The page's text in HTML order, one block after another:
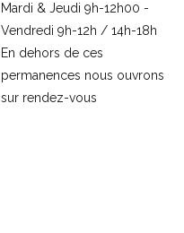
Mardi & Jeudi 9h-12h00 -
Vendredi 9h-12h / 14h-18h
En dehors de ces
permanences nous ouvrons
sur rendez-vous